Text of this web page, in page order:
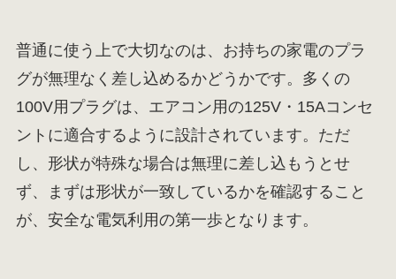
普通に使う上で大切なのは、お持ちの家電のプラ
グが無理なく差し込めるかどうかです。多くの
100V用プラグは、エアコン用の125V・15Aコンセ
ントに適合するように設計されています。ただ
し、形状が特殊な場合は無理に差し込もうとせ
ず、まずは形状が一致しているかを確認すること
が、安全な電気利用の第一歩となります。